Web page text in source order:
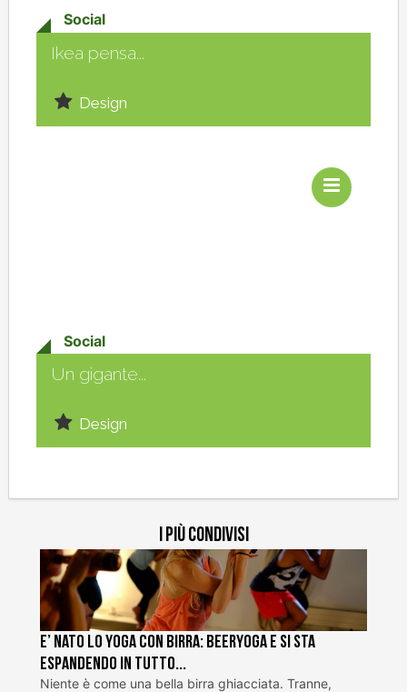
Ikea pensa...
Design
Social
Un gigante...
Design
Social
I più condivisi
E’ nato lo Yoga con Birra: BeerYoga e si sta
espandendo in tutto...
Niente è come una bella birra ghiacciata. Tranne,